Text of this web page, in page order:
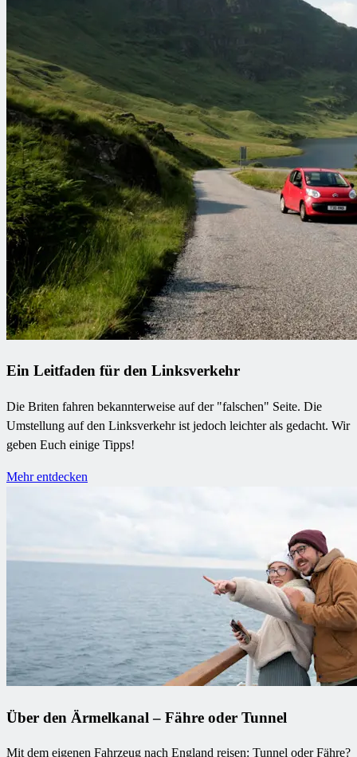
Ein Leitfaden für den Linksverkehr
Die Briten fahren bekannterweise auf der "falschen" Seite. Die
Umstellung auf den Linksverkehr ist jedoch leichter als gedacht. Wir
geben Euch einige Tipps!
Mehr entdecken
Über den Ärmelkanal – Fähre oder Tunnel
Mit dem eigenen Fahrzeug nach England reisen: Tunnel oder Fähre?